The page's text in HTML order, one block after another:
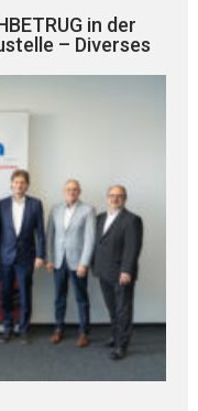
in der
– Diverses